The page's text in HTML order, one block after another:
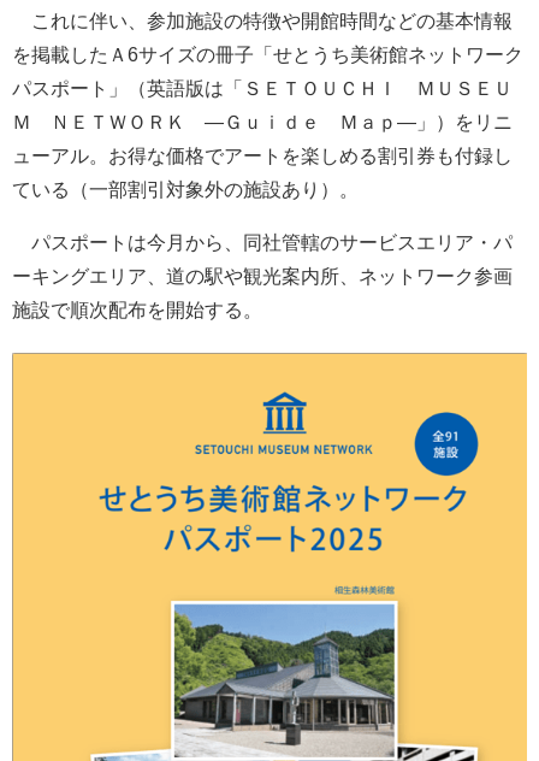
これに伴い、参加施設の特徴や開館時間などの基本情報
を掲載したＡ6サイズの冊子「せとうち美術館ネットワーク
パスポート」（英語版は「ＳＥＴＯＵＣＨＩ ＭＵＳＥＵ
Ｍ ＮＥＴＷＯＲＫ ―Ｇｕｉｄｅ Ｍａｐ―」）をリニ
ューアル。お得な価格でアートを楽しめる割引券も付録し
ている（一部割引対象外の施設あり）。
パスポートは今月から、同社管轄のサービスエリア・パ
ーキングエリア、道の駅や観光案内所、ネットワーク参画
施設で順次配布を開始する。